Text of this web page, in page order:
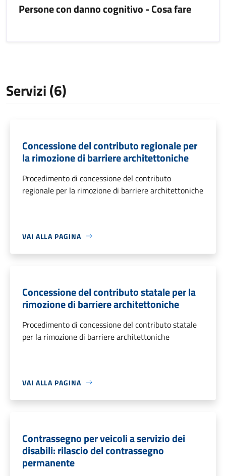
Persone con danno cognitivo - Cosa fare
Servizi (6)
Concessione del contributo regionale per
la rimozione di barriere architettoniche
Procedimento di concessione del contributo
regionale per la rimozione di barriere architettoniche
VAI ALLA PAGINA
Concessione del contributo statale per la
rimozione di barriere architettoniche
Procedimento di concessione del contributo statale
per la rimozione di barriere architettoniche
VAI ALLA PAGINA
Contrassegno per veicoli a servizio dei
disabili: rilascio del contrassegno
permanente